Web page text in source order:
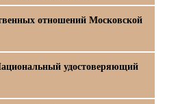
отношений Московской
удостоверяющий